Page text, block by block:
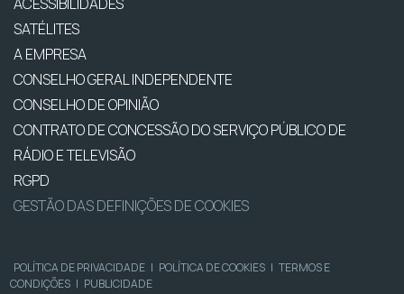
SATÉLITES
A EMPRESA
CONSELHO GERAL INDEPENDENTE
CONSELHO DE OPINIÃO
CONTRATO DE CONCESSÃO DO SERVIÇO PÚBLICO DE
RÁDIO E TELEVISÃO
RGPD
GESTÃO DAS DEFINIÇÕES DE COOKIES
POLÍTICA DE PRIVACIDADE | POLÍTICA DE COOKIES | TERMOS E
CONDIÇÕES | PUBLICIDADE